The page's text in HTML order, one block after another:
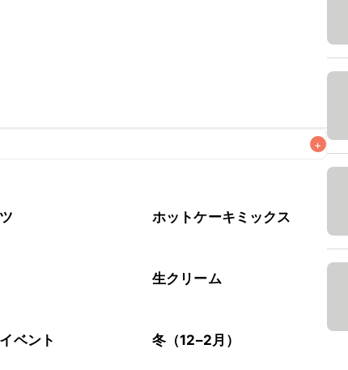
+
ただくことをおすすめします。
ホットケーキミックス
生クリーム
ベント 冬（12–2月）